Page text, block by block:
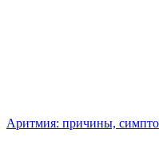
Аритмия: причины,